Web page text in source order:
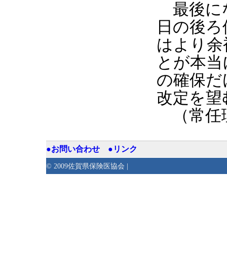
最後に
日の後
はより
とが本
の確保
改定を望
（常
●お問い合わせ ●リンク
© 2009佐賀県保険医協会 |